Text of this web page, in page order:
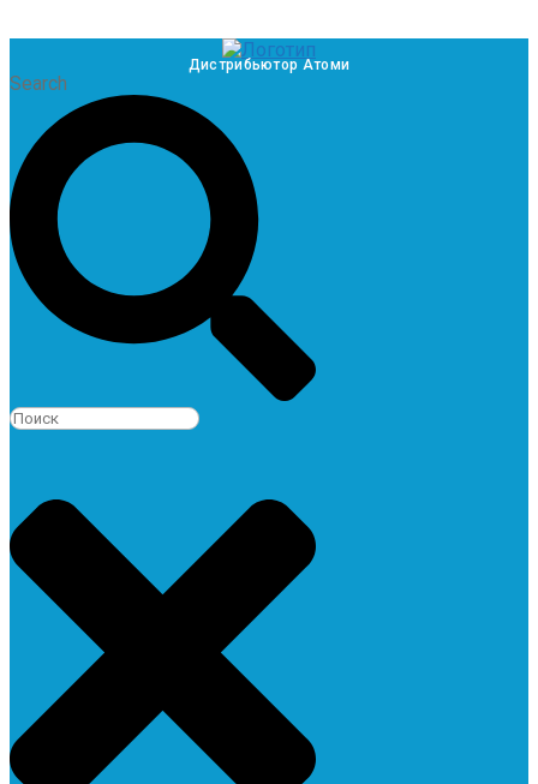
Дистрибьютор Атоми
Search